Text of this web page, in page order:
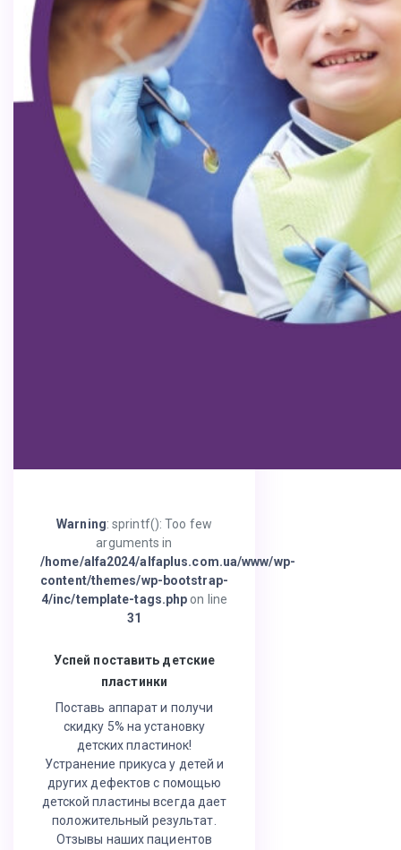
Warning: sprintf(): Too few
arguments in
/home/alfa2024/alfaplus.com.ua/www/wp-
content/themes/wp-bootstrap-
4/inc/template-tags.php on line
31
Успей поставить детские
пластинки
Поставь аппарат и получи
скидку 5% на установку
детских пластинок!
Устранение прикуса у детей и
других дефектов с помощью
детской пластины всегда дает
положительный результат.
Отзывы наших пациентов